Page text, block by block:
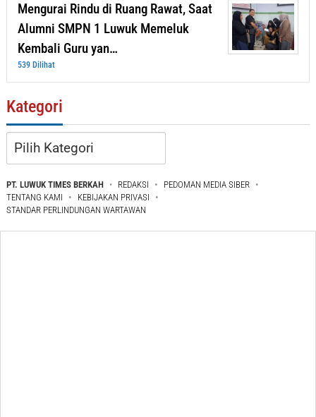
Mengurai Rindu di Ruang Rawat, Saat
Alumni SMPN 1 Luwuk Memeluk
Kembali Guru yan…
539 Dilihat
Kategori
Kategori
PT. LUWUK TIMES BERKAH REDAKSI
PEDOMAN MEDIA SIBER
TENTANG KAMI
KEBIJAKAN PRIVASI
STANDAR PERLINDUNGAN WARTAWAN